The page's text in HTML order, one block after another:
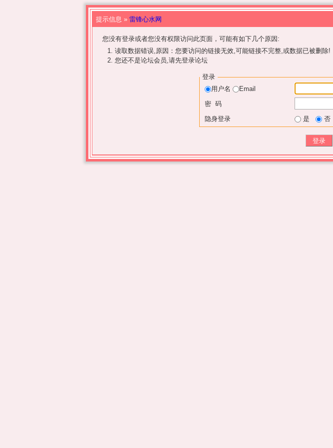
提示信息 » 雷锋心水网
您没有登录或者您没有权限访问此页面，可能有如下几个原因:
读取数据错误,原因：您要访问的链接无效,可能链接不完整,或数据已被删除!
您还不是论坛会员,请先登录论坛
登录
用户名
Email
密 码
隐身登录
是 否